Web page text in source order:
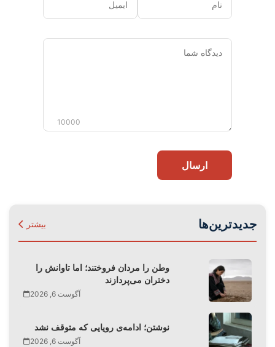
دیدگاه
10000
ارسال
جدیدترین‌ها بیشتر
وطن را مردان فروختند؛ اما تاوانش را
دختران می‌پردازند
آگوست 6, 2026
نوشتن؛ ادامه‌ی رویایی که متوقف نشد
آگوست 6, 2026